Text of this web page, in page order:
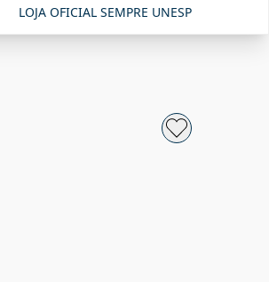
LOJA OFICIAL SEMPRE UNESP